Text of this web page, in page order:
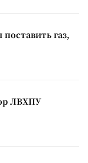
газ,
ЛВХПУ